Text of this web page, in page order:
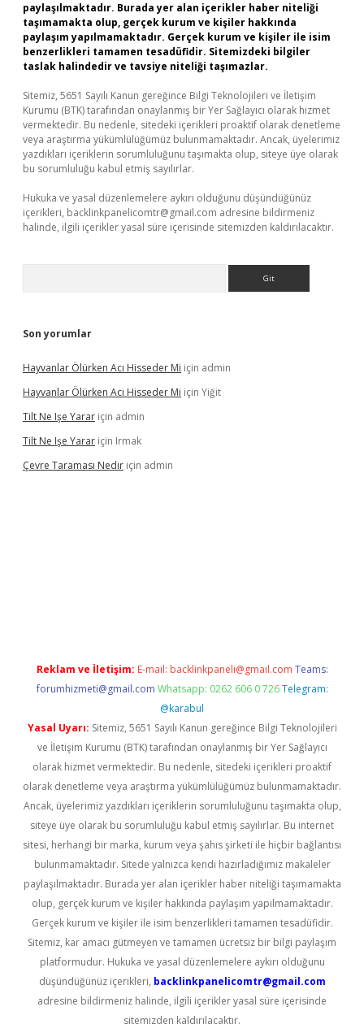
paylaşılmaktadır. Burada yer alan içerikler haber niteliği
taşımamakta olup, gerçek kurum ve kişiler hakkında
paylaşım yapılmamaktadır. Gerçek kurum ve kişiler ile isim
benzerlikleri tamamen tesadüfidir. Sitemizdeki bilgiler
taslak halindedir ve tavsiye niteliği taşımazlar.
Sitemiz, 5651 Sayılı Kanun gereğince Bilgi Teknolojileri ve İletişim
Kurumu (BTK) tarafından onaylanmış bir Yer Sağlayıcı olarak hizmet
vermektedir. Bu nedenle, sitedeki içerikleri proaktif olarak denetleme
veya araştırma yükümlülüğümüz bulunmamaktadır. Ancak, üyelerimiz
yazdıkları içeriklerin sorumluluğunu taşımakta olup, siteye üye olarak
bu sorumluluğu kabul etmiş sayılırlar.
Hukuka ve yasal düzenlemelere aykırı olduğunu düşündüğünüz
içerikleri, backlinkpanelicomtr@gmail.com adresine bildirmeniz
halinde, ilgili içerikler yasal süre içerisinde sitemizden kaldırılacaktır.
Son yorumlar
Hayvanlar Ölürken Acı Hisseder Mi için admin
Hayvanlar Ölürken Acı Hisseder Mi için Yiğit
Tilt Ne Işe Yarar için admin
Tilt Ne Işe Yarar için Irmak
Çevre Taraması Nedir için admin
Reklam ve İletişim: E-mail: backlinkpaneli@gmail.com Teams:
forumhizmeti@gmail.com Whatsapp: 0262 606 0 726 Telegram:
@karabul
Yasal Uyarı: Sitemiz, 5651 Sayılı Kanun gereğince Bilgi Teknolojileri
ve İletişim Kurumu (BTK) tarafından onaylanmış bir Yer Sağlayıcı
olarak hizmet vermektedir. Bu nedenle, sitedeki içerikleri proaktif
olarak denetleme veya araştırma yükümlülüğümüz bulunmamaktadır.
Ancak, üyelerimiz yazdıkları içeriklerin sorumluluğunu taşımakta olup,
siteye üye olarak bu sorumluluğu kabul etmiş sayılırlar. Bu internet
sitesi, herhangi bir marka, kurum veya şahıs şirketi ile hiçbir bağlantısı
bulunmamaktadır. Sitede yalnızca kendi hazırladığımız makaleler
paylaşılmaktadır. Burada yer alan içerikler haber niteliği taşımamakta
olup, gerçek kurum ve kişiler hakkında paylaşım yapılmamaktadır.
Gerçek kurum ve kişiler ile isim benzerlikleri tamamen tesadüfidir.
Sitemiz, kar amacı gütmeyen ve tamamen ücretsiz bir bilgi paylaşım
platformudur. Hukuka ve yasal düzenlemelere aykırı olduğunu
düşündüğünüz içerikleri, backlinkpanelicomtr@gmail.com
adresine bildirmeniz halinde, ilgili içerikler yasal süre içerisinde
sitemizden kaldırılacaktır.